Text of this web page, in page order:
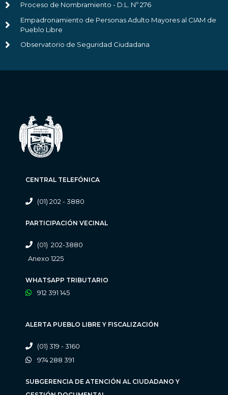
Proceso de Nombramiento - D.L. Nº 276
Empadronamiento de Personas Adulto Mayores al CIAM de
Pueblo Libre
Observatorio de Seguridad Ciudadana
CENTRAL TELEFÓNICA
(01) 202 - 3880
PARTICIPACIÓN VECINAL
(01) 202-3880
Anexo 1225
WHATSAPP TRIBUTARIO
912 391 145
ALERTA PUEBLO LIBRE Y FISCALIZACIÓN
(01) 319 - 3160
974 288 391
SUBGERENCIA DE ATENCIÓN AL CIUDADANO Y